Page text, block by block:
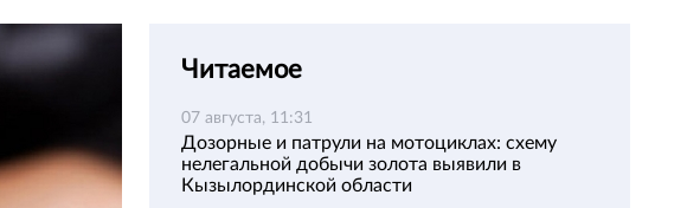
Читаемое
07 августа, 11:31
Дозорные и патрули на мотоциклах: схему
нелегальной добычи золота выявили в
Кызылординской области